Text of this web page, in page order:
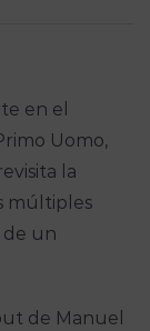
en el
Uomo,
la
múltiples
de un
de Manuel